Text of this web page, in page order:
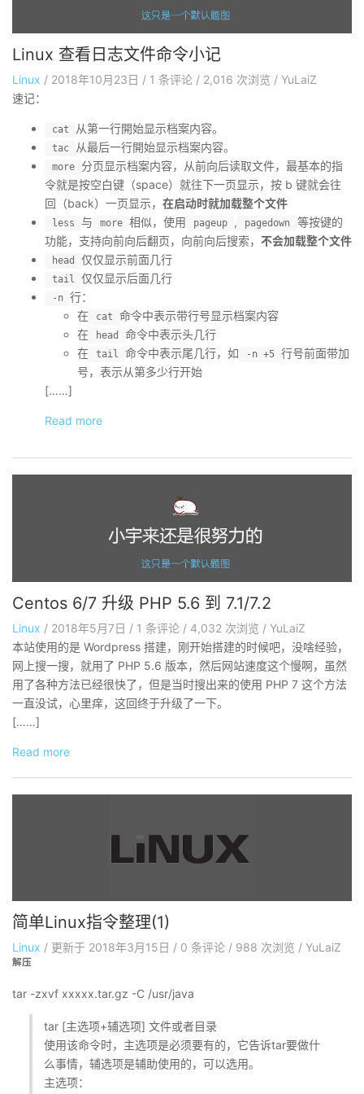
Linux 查看日志文件命令小记
Linux / 2018年10月23日 / 1 条评论 / 2,016 次浏览 / YuLaiZ
速记：
cat 从第一行開始显示档案内容。
tac 从最后一行開始显示档案内容。
more
分页显示档案内容，从前向后读取文件，最基本的指
令就是按空白键（space）就往下一页显示，按 b 键就会往
回（back）一页显示， 在启动时就加载整个文件
less 与 more 相似，使用 pageup , pagedown
等按键的
功能，支持向前向后翻页，向前向后搜索， 不会加载整个文件
head 仅仅显示前面几行
tail 仅仅显示后面几行
-n
行：
在
cat
命令中表示带行号显示档案内容
在
head
命令中表示头几行
在
tail 命令中表示尾几行，如 -n +5
行号前面带加
号，表示从第多少行开始
[……]
Read more
Centos 6/7 升级 PHP 5.6 到 7.1/7.2
Linux / 2018年5月7日 / 1 条评论 / 4,032 次浏览 / YuLaiZ
本站使用的是 Wordpress 搭建，刚开始搭建的时候吧，没啥经验，
网上搜一搜，就用了 PHP 5.6 版本，然后网站速度这个慢啊，虽然
用了各种方法已经很快了，但是当时搜出来的使用 PHP 7 这个方法
一直没试，心里痒，这回终于升级了一下。
[……]
Read more
简单Linux指令整理(1)
Linux / 更新于 2018年3月15日 / 0 条评论 / 988 次浏览 / YuLaiZ
解压
tar -zxvf xxxxx.tar.gz -C /usr/java
tar [主选项+辅选项] 文件或者目录
使用该命令时，主选项是必须要有的，它告诉tar要做什
么事情，辅选项是辅助使用的，可以选用。
主选项：